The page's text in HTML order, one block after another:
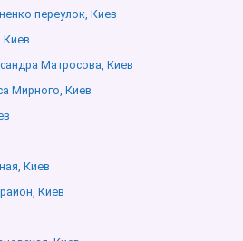
переулок, Киев
Киев
Матросова, Киев
Мирного, Киев
Киев
Киев